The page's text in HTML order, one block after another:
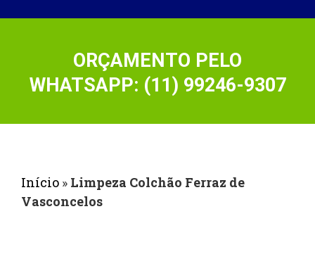
ORÇAMENTO PELO
WHATSAPP: (11) 99246-9307
Início » Limpeza Colchão Ferraz de
Vasconcelos